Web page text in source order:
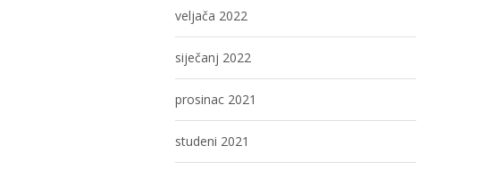
veljača 2022
siječanj 2022
prosinac 2021
studeni 2021